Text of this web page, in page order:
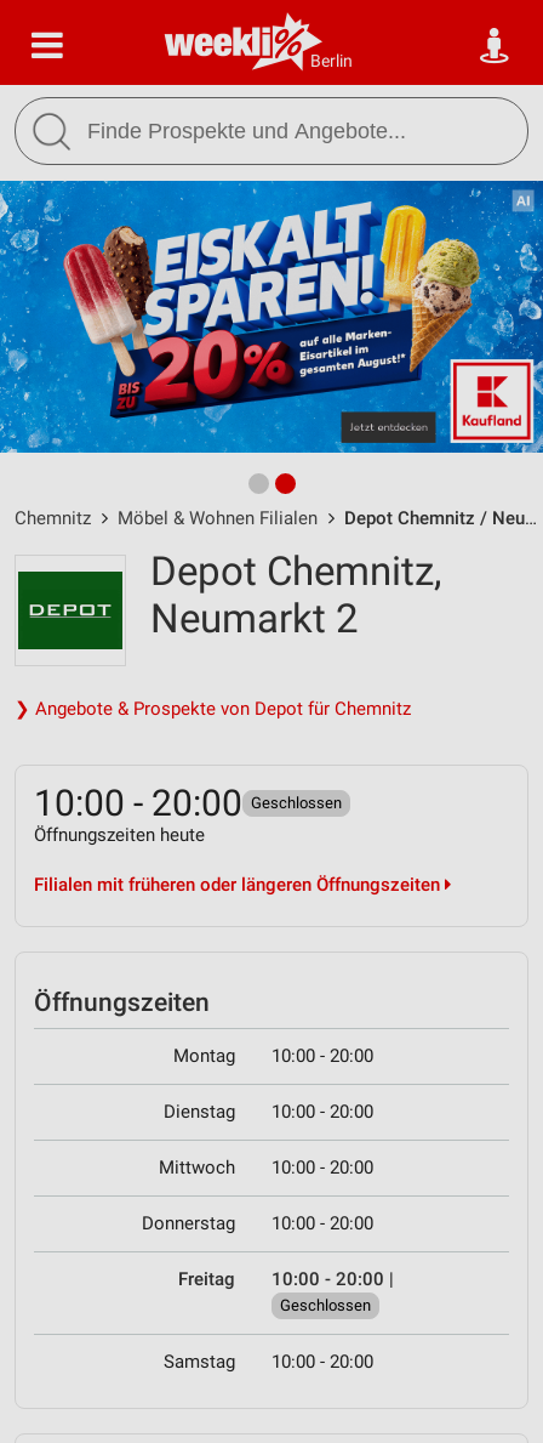
Berlin
Chemnitz Möbel & Wohnen Filialen Depot Chemnitz / Neumarkt 2 - Öffnungszeiten & Adresse
Depot Chemnitz,
Neumarkt 2
❯ Angebote & Prospekte von Depot für Chemnitz
10:00 - 20:00 Geschlossen
Öffnungszeiten heute
Filialen mit früheren oder längeren Öffnungszeiten
Öffnungszeiten
Montag 10:00 - 20:00
Dienstag 10:00 - 20:00
Mittwoch 10:00 - 20:00
Donnerstag 10:00 - 20:00
Freitag 10:00 - 20:00 |
Geschlossen
Samstag 10:00 - 20:00